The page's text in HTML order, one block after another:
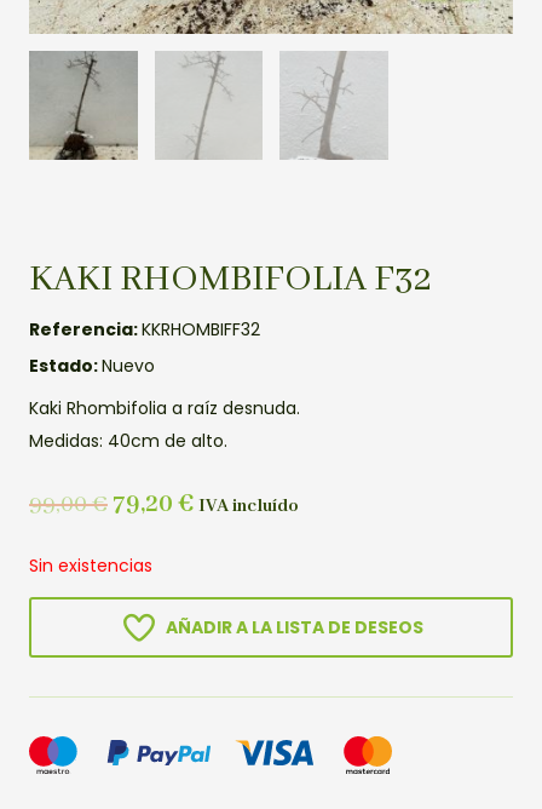
KAKI RHOMBIFOLIA F32
Referencia:KKRHOMBIFF32
Estado:Nuevo
Kaki Rhombifolia a raíz desnuda.
Medidas: 40cm de alto.
99,00€ 79,20 € IVA incluído
Sin existencias
AÑADIR A LA LISTA DE DESEOS